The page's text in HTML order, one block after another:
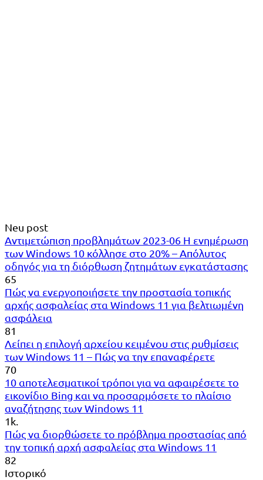
Neu post
Αντιμετώπιση προβλημάτων 2023-06 Η ενημέρωση
των Windows 10 κόλλησε στο 20% – Απόλυτος
οδηγός για τη διόρθωση ζητημάτων εγκατάστασης
65
Πώς να ενεργοποιήσετε την προστασία τοπικής
αρχής ασφαλείας στα Windows 11 για βελτιωμένη
ασφάλεια
81
Λείπει η επιλογή αρχείου κειμένου στις ρυθμίσεις
των Windows 11 – Πώς να την επαναφέρετε
70
10 αποτελεσματικοί τρόποι για να αφαιρέσετε το
εικονίδιο Bing και να προσαρμόσετε το πλαίσιο
αναζήτησης των Windows 11
1k.
Πώς να διορθώσετε το πρόβλημα προστασίας από
την τοπική αρχή ασφαλείας στα Windows 11
82
Ιστορικό